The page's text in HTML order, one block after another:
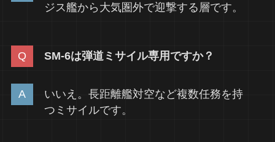
ジス艦から大気圏外で迎撃する層です。
SM-6は弾道ミサイル専用ですか？
いいえ。長距離艦対空など複数任務を持
つミサイルです。